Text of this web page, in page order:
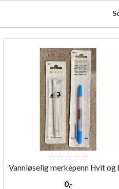
Vannløselig merkepenn Hvit og
0,-